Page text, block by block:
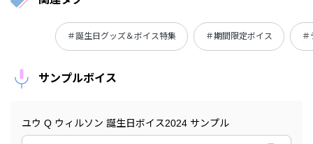
＃誕生日グッズ＆ボイス特集 ＃期間限定ボイス ＃
サンプルボイス
ユウ Q ウィルソン 誕生日ボイス2024 サンプル